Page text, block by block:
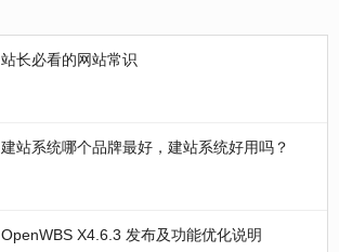
站长必看的网站常识
建站系统哪个品牌最好，建站系统好用吗？
OpenWBS X4.6.3 发布及功能优化说明